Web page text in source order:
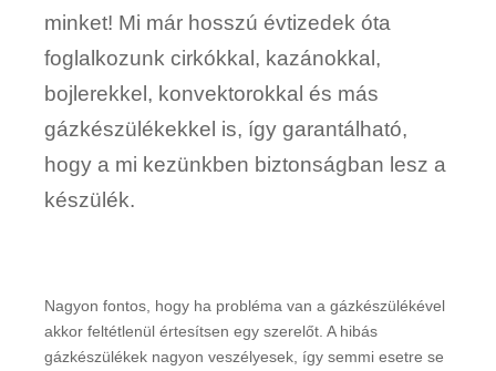
minket! Mi már hosszú évtizedek óta
foglalkozunk cirkókkal, kazánokkal,
bojlerekkel, konvektorokkal és más
gázkészülékekkel is, így garantálható,
hogy a mi kezünkben biztonságban lesz a
készülék.
Nagyon fontos, hogy ha probléma van a gázkészülékével
akkor feltétlenül értesítsen egy szerelőt. A hibás
gázkészülékek nagyon veszélyesek, így semmi esetre se